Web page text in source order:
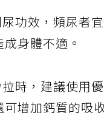
功效，頻尿者
身體不適。
時，建議使用